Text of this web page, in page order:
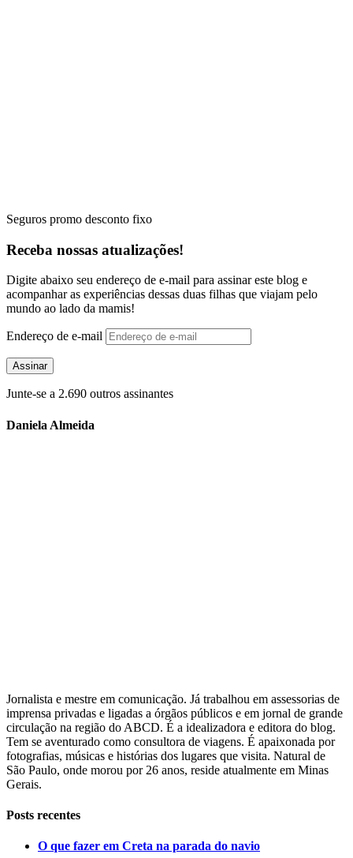
Seguros promo desconto fixo
Receba nossas atualizações!
Digite abaixo seu endereço de e-mail para assinar este blog e
acompanhar as experiências dessas duas filhas que viajam pelo
mundo ao lado da mamis!
Endereço de e-mail
Assinar
Junte-se a 2.690 outros assinantes
Daniela Almeida
Jornalista e mestre em comunicação. Já trabalhou em assessorias de
imprensa privadas e ligadas a órgãos públicos e em jornal de grande
circulação na região do ABCD. É a idealizadora e editora do blog.
Tem se aventurado como consultora de viagens. É apaixonada por
fotografias, músicas e histórias dos lugares que visita. Natural de
São Paulo, onde morou por 26 anos, reside atualmente em Minas
Gerais.
Posts recentes
O que fazer em Creta na parada do navio